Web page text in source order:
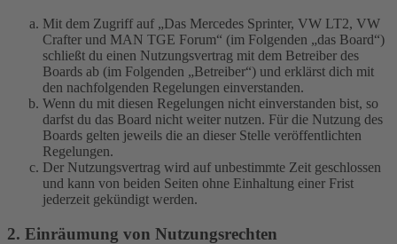
Mit dem Zugriff auf „Das Mercedes Sprinter, VW LT2, VW
Crafter und MAN TGE Forum“ (im Folgenden „das Board“)
schließt du einen Nutzungsvertrag mit dem Betreiber des
Boards ab (im Folgenden „Betreiber“) und erklärst dich mit
den nachfolgenden Regelungen einverstanden.
Wenn du mit diesen Regelungen nicht einverstanden bist, so
darfst du das Board nicht weiter nutzen. Für die Nutzung des
Boards gelten jeweils die an dieser Stelle veröffentlichten
Regelungen.
Der Nutzungsvertrag wird auf unbestimmte Zeit geschlossen
und kann von beiden Seiten ohne Einhaltung einer Frist
jederzeit gekündigt werden.
2. Einräumung von Nutzungsrechten